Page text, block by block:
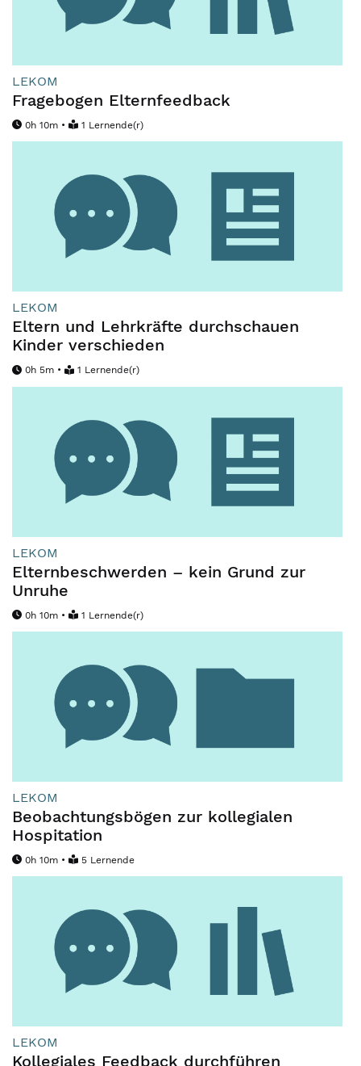
LEKOM
Fragebogen Elternfeedback
0h 10m • 1 Lernende(r)
LEKOM
Eltern und Lehrkräfte durchschauen
Kinder verschieden
0h 5m • 1 Lernende(r)
LEKOM
Elternbeschwerden – kein Grund zur
Unruhe
0h 10m • 1 Lernende(r)
LEKOM
Beobachtungsbögen zur kollegialen
Hospitation
0h 10m • 5 Lernende
LEKOM
Kollegiales Feedback durchführen